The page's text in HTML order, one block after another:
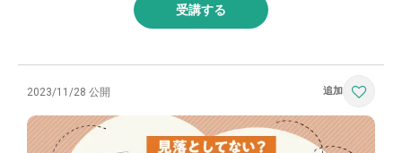
受講する
2023/11/28 公開